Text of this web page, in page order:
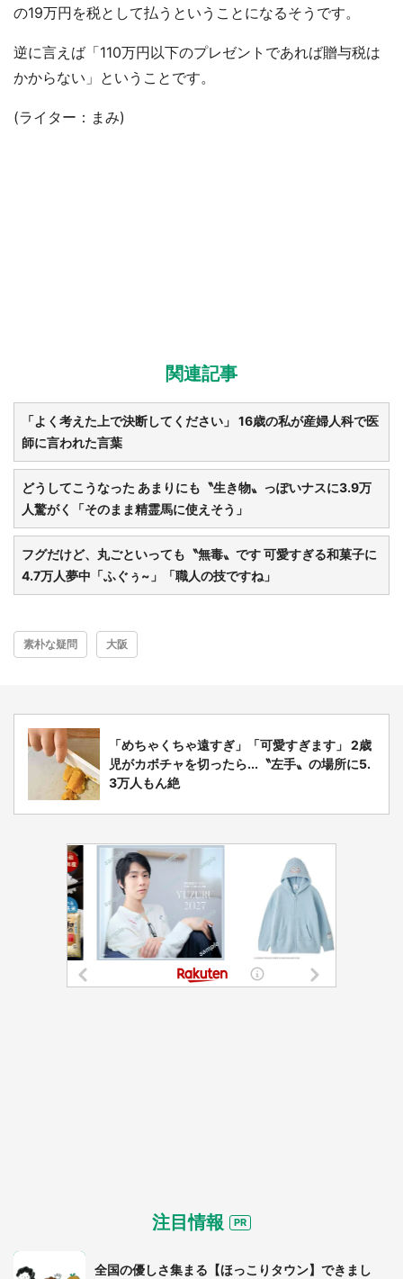
都道府選択
選択する
の19万円を税として払うということになるそうです。
逆に言えば「110万円以下のプレゼントであれば贈与税は
かからない」ということです。
(ライター：まみ)
関連記事
「よく考えた上で決断してください」 16歳の私が産婦人科で医
師に言われた言葉
どうしてこうなった あまりにも〝生き物〟っぽいナスに3.9万
人驚がく「そのまま精霊馬に使えそう」
フグだけど、丸ごといっても〝無毒〟です 可愛すぎる和菓子に
4.7万人夢中「ふぐぅ~」「職人の技ですね」
素朴な疑問 大阪
「めちゃくちゃ遠すぎ」「可愛すぎます」 2歳
児がカボチャを切ったら...〝左手〟の場所に5.
3万人もん絶
注目情報
全国の優しさ集まる【ほっこりタウン】できまし